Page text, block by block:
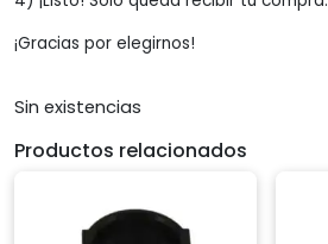
¡Gracias por elegirnos!
Sin existencias
Productos relacionados